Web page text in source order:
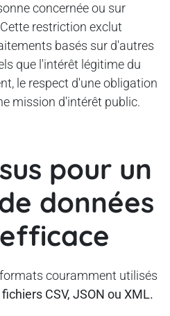
concernée ou sur
restriction exclut
basés sur d'autres
que l'intérêt légitime du
le respect d'une obligation
mission d'intérêt public.
pour un
données
couramment utilisés
CSV, JSON ou XML.